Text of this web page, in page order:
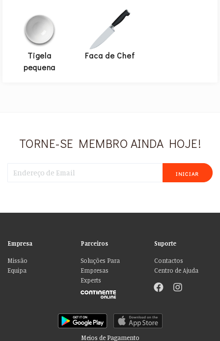
Tigela
pequena
Faca de Chef
TORNE-SE MEMBRO AINDA HOJE!
INICIAR
Empresa
Missão
Equipa
Parceiros
Soluções Para
Empresas
Experts
Suporte
Contactos
Centro de Ajuda
Meios de Pagamento